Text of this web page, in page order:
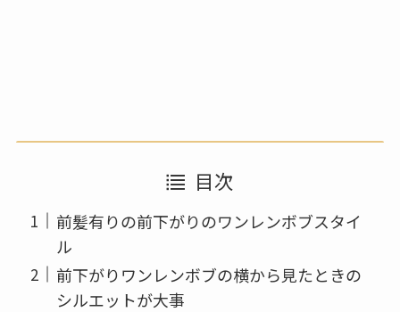
目次
前髪有りの前下がりのワンレンボブスタイ
ル
前下がりワンレンボブの横から見たときの
シルエットが大事